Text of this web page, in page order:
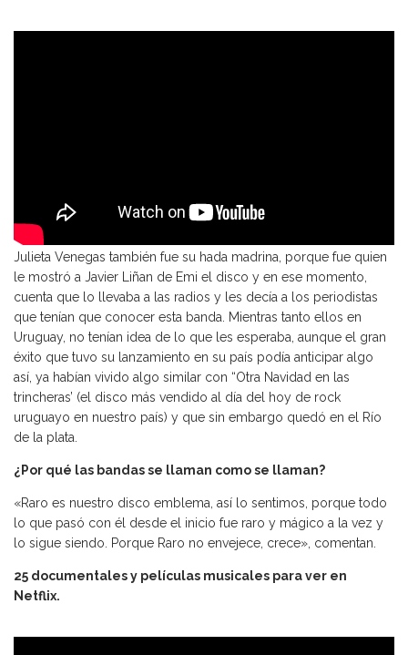
Julieta Venegas también fue su hada madrina, porque fue quien
le mostró a Javier Liñan de Emi el disco y en ese momento,
cuenta que lo llevaba a las radios y les decía a los periodistas
que tenían que conocer esta banda. Mientras tanto ellos en
Uruguay, no tenían idea de lo que les esperaba, aunque el gran
éxito que tuvo su lanzamiento en su país podía anticipar algo
así, ya habían vivido algo similar con “Otra Navidad en las
trincheras’ (el disco más vendido al día del hoy de rock
uruguayo en nuestro país) y que sin embargo quedó en el Río
de la plata.
¿Por qué las bandas se llaman como se llaman?
«Raro es nuestro disco emblema, así lo sentimos, porque todo
lo que pasó con él desde el inicio fue raro y mágico a la vez y
lo sigue siendo. Porque Raro no envejece, crece», comentan.
25 documentales y películas musicales para ver en
Netflix.